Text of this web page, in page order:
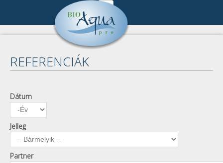
Cégünk
Referenciák
Összes referencia
Publikációk
REFERENCIÁK
Dátum
Dátum
Jelleg
Partner
DSC_9606.jpg
Sajo_CSR.JPG